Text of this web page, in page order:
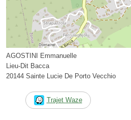
AGOSTINI Emmanuelle
Lieu-Dit Bacca
20144 Sainte Lucie De Porto Vecchio
Trajet Waze